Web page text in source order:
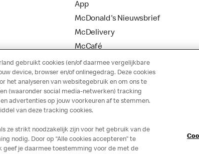
App
McDonald's Nieuwsbrief
McDelivery
McCafé
gebruikt cookies (en/of daarmee vergelijkbare
device, browser en/of onlinegedrag. Deze cookies
het analyseren van websitegebruik en om ons te
(waaronder social media-netwerken) tracking
advertenties op jouw voorkeuren af te stemmen.
van deze tracking cookies.
ze strikt noodzakelijk zijn voor het gebruik van de
nodig. Door op “Alle cookies accepteren” te
geef je daarmee toestemming voor de met de